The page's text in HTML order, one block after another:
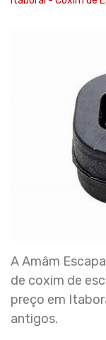
A Amâm
de coxim de
preço em
antigos.